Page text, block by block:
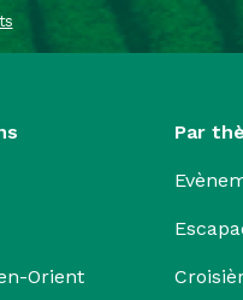
Orient
Par